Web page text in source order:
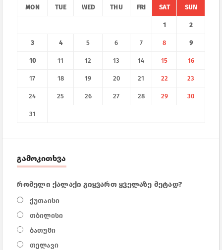
MON TUE WED THU FRI SAT SUN
1 2
3 4 5 6 7 8 9
10 11 12 13 14 15 16
17 18 19 20 21 22 23
24 25 26 27 28 29 30
31
გამოკითხვა
რომელი ქალაქი გიყვართ ყველაზე მეტად?
ქუთაისი
თბილისი
ბათუმი
თელავი